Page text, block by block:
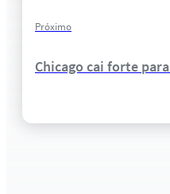
Próximo
Chicago cai forte